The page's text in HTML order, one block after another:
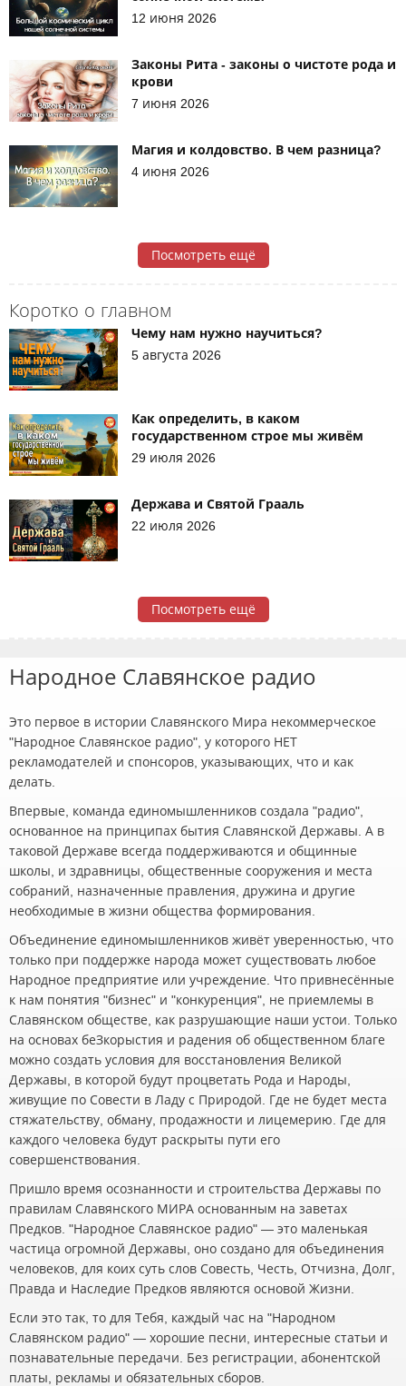
Коротко о главном
Чему нам нужно научиться?
5 августа 2026
Как определить, в каком
государственном строе мы живём
29 июля 2026
Держава и Святой Грааль
22 июля 2026
Посмотреть ещё
12 июня 2026
Законы Рита - законы о чистоте рода и
крови
7 июня 2026
Магия и колдовство. В чем разница?
4 июня 2026
Посмотреть ещё
Народное Славянское радио
Это первое в истории Славянского Мира некоммерческое
"Народное Славянское радио", у которого НЕТ
рекламодателей и спонсоров, указывающих, что и как
делать.
Впервые, команда единомышленников создала "радио",
основанное на принципах бытия Славянской Державы. А в
таковой Державе всегда поддерживаются и общинные
школы, и здравницы, общественные сооружения и места
собраний, назначенные правления, дружина и другие
необходимые в жизни общества формирования.
Объединение единомышленников живёт уверенностью, что
только при поддержке народа может существовать любое
Народное предприятие или учреждение. Что привнесённые
к нам понятия "бизнес" и "конкуренция", не приемлемы в
Славянском обществе, как разрушающие наши устои. Только
на основах беЗкорыстия и радения об общественном благе
можно создать условия для восстановления Великой
Державы, в которой будут процветать Рода и Народы,
живущие по Совести в Ладу с Природой. Где не будет места
стяжательству, обману, продажности и лицемерию. Где для
каждого человека будут раскрыты пути его
совершенствования.
Пришло время осознанности и строительства Державы по
правилам Славянского МИРА основанным на заветах
Предков. "Народное Славянское радио" — это маленькая
частица огромной Державы, оно создано для объединения
человеков, для коих суть слов Совесть, Честь, Отчизна, Долг,
Правда и Наследие Предков являются основой Жизни.
Если это так, то для Тебя, каждый час на "Народном
Славянском радио" — хорошие песни, интересные статьи и
познавательные передачи. Без регистрации, абонентской
платы, рекламы и обязательных сборов.